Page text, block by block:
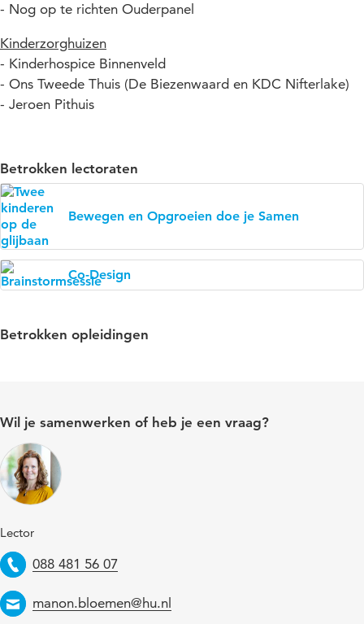
- Nog op te richten Ouderpanel
Kinderzorghuizen
- Kinderhospice Binnenveld
- Ons Tweede Thuis (De Biezenwaard en KDC Nifterlake)
- Jeroen Pithuis
Betrokken lectoraten
Bewegen en Opgroeien doe je Samen
Co-Design
Betrokken opleidingen
Wil je samenwerken of heb je een vraag?
Lector
Telefoon
088 481 56 07
Email
manon.bloemen@hu.nl